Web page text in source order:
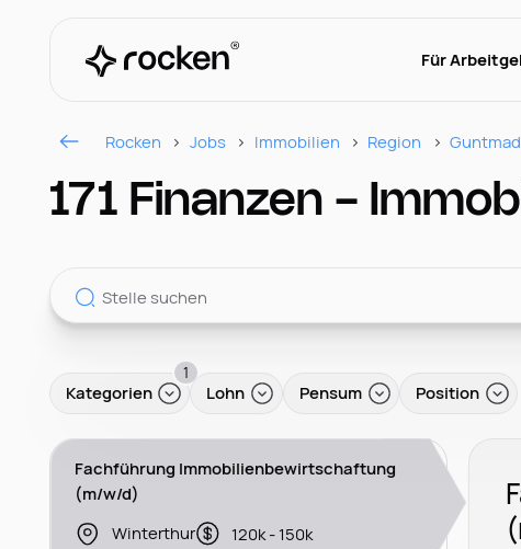
Für
Rocken Jobs Immobilien Region
171 Finanzen -
Kategorien
1
Lohn Pensum Position
Fachführung Immobilienbewirtschaftung
(m/w/d)
Winterthur
120k - 150k